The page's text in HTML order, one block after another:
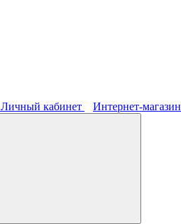
Личный кабинет Интернет-магазин